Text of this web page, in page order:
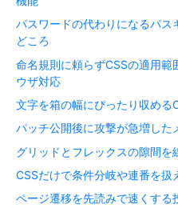
パスワードの代わりになるパス
どころ
命名規則に頼らずCSSの適用
ウザ対応
文字を箱の幅にぴったり収める
パッチ公開後に攻撃が急増した
グリッドとフレックスの隙間を
CSSだけで条件分岐や連番を
ページ遷移を先読みで速くする